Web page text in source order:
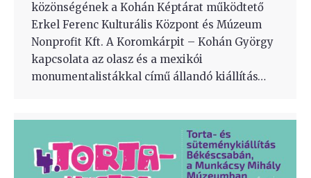
közönségének a Kohán Képtárat működtető
Erkel Ferenc Kulturális Központ és Múzeum
Nonprofit Kft. A Koromkárpit – Kohán György
kapcsolata az olasz és a mexikói
monumentalistákkal című állandó kiállítás…